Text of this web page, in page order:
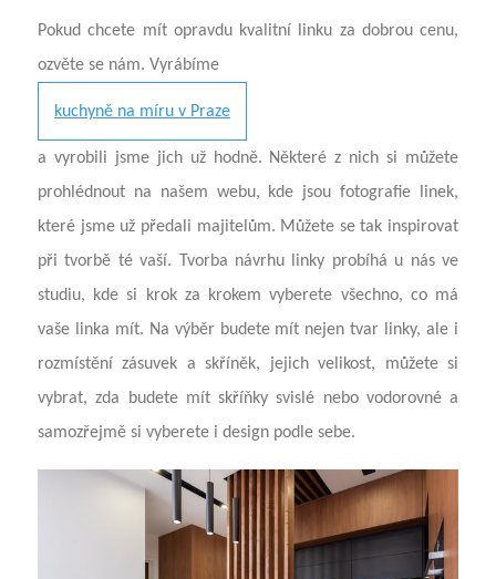
Pokud chcete mít opravdu kvalitní linku za dobrou cenu,
ozvěte se nám. Vyrábíme
kuchyně na míru v Praze
a vyrobili jsme jich už hodně. Některé z nich si můžete
prohlédnout na našem webu, kde jsou fotografie linek,
které jsme už předali majitelům. Můžete se tak inspirovat
při tvorbě té vaší. Tvorba návrhu linky probíhá u nás ve
studiu, kde si krok za krokem vyberete všechno, co má
vaše linka mít. Na výběr budete mít nejen tvar linky, ale i
rozmístění zásuvek a skříněk, jejich velikost, můžete si
vybrat, zda budete mít skříňky svislé nebo vodorovné a
samozřejmě si vyberete i design podle sebe.